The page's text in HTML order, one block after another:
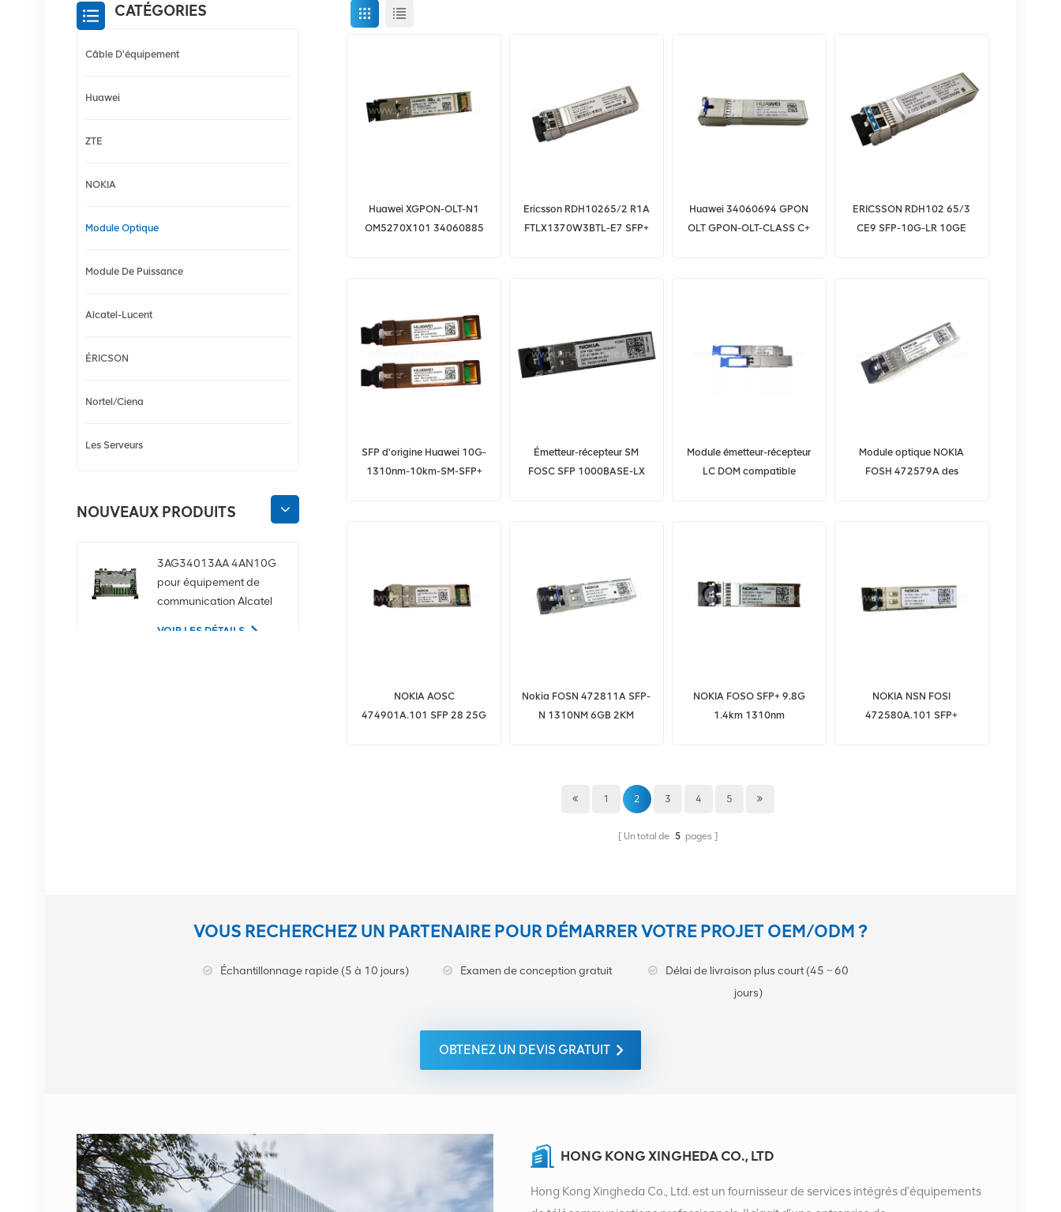
Huawei XGPON-OLT-N1
OM5270X101 34060885
Ericsson RDH10265/2 R1A
FTLX1370W3BTL-E7 SFP+
Huawei 34060694 GPON
OLT GPON-OLT-CLASS C+
ERICSSON RDH102 65/3
CE9 SFP-10G-LR 10GE
SFP d'origine Huawei 10G-
1310nm-10km-SM-SFP+
Émetteur-récepteur SM
FOSC SFP 1000BASE-LX
Module émetteur-récepteur
LC DOM compatible
Module optique NOKIA
FOSH 472579A des
NOKIA AOSC
474901A.101 SFP 28 25G
Nokia FOSN 472811A SFP-
N 1310NM 6GB 2KM
NOKIA FOSO SFP+ 9.8G
1.4km 1310nm
NOKIA NSN FOSI
472580A.101 SFP+
1 2 3 4 5
Un total de 5 pages
CATÉGORIES
Câble D'équipement
Huawei
ZTE
NOKIA
Module Optique
Module De Puissance
Alcatel-Lucent
ÉRICSON
Nortel/Ciena
Les Serveurs
NOUVEAUX PRODUITS
3AG34013AA 4AN10G
pour équipement de
communication Alcatel
VOIR LES DÉTAILS
AHEGC 474914A
1662SMC 3AL98324AA
SYNTH4V2 pour
équipement de
communication Alcatel
VOUS RECHERCHEZ UN PARTENAIRE POUR DÉMARRER VOTRE PROJET OEM/ODM ?
Échantillonnage rapide (5 à 10 jours) Examen de conception gratuit
Délai de livraison plus court (45 ~ 60
jours)
OBTENEZ UN DEVIS GRATUIT
HONG KONG XINGHEDA CO., LTD
Hong Kong Xingheda Co., Ltd. est un fournisseur de services intégrés d'équipements